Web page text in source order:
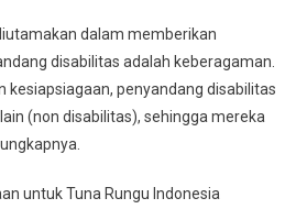
dalam memberikan
disabilitas adalah keberagaman.
kesiapsiagaan, penyandang disabilitas
(non disabilitas), sehingga mereka
untuk Tuna Rungu Indonesia